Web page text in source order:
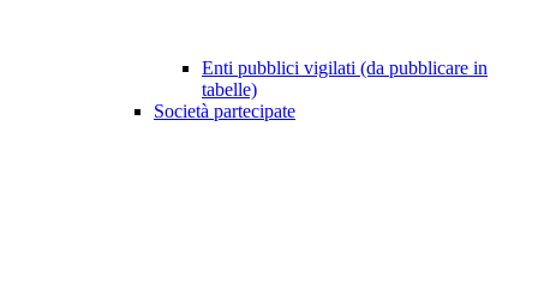
Enti pubblici vigilati (da pubblicare in
tabelle)
Società partecipate